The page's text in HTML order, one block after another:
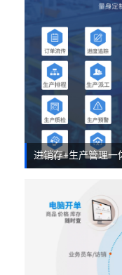
进销存+生产管理一